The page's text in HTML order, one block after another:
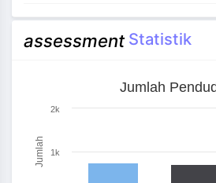
assessment Statistik
Jumlah Penduduk
Bar chart with 3 bars.
The chart has 1 Y axis
Jumlah
Jumlah
1k
2k